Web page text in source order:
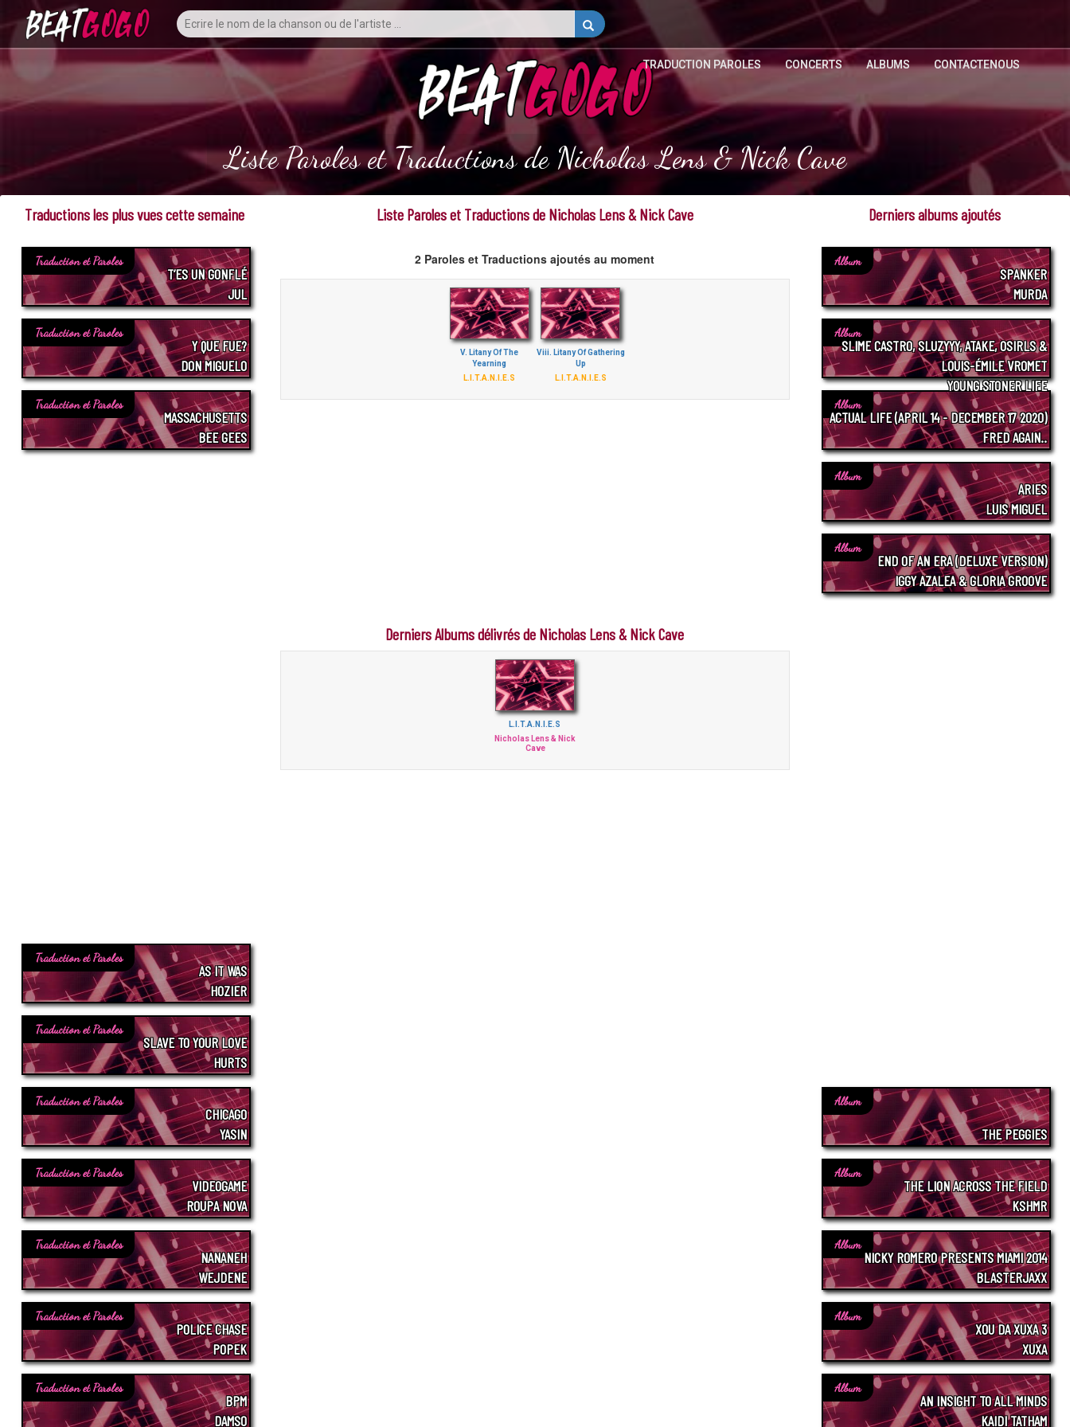
TRADUCTION PAROLES CONCERTS ALBUMS CONTACTENOUS
Liste Paroles et Traductions de Nicholas Lens & Nick Cave
Liste Paroles et Traductions de Nicholas Lens & Nick Cave
2 Paroles et Traductions ajoutés au moment
V. Litany Of The
Yearning
L.I.T.A.N.I.E.S
Viii. Litany Of Gathering
Up
L.I.T.A.N.I.E.S
Derniers Albums délivrés de Nicholas Lens & Nick Cave
L.I.T.A.N.I.E.S
Nicholas Lens & Nick
Cave
Traductions les plus vues cette semaine
Traduction et Paroles
T’ES UN GONFLÉ
JUL
Traduction et Paroles
Y QUE FUE?
DON MIGUELO
Traduction et Paroles
MASSACHUSETTS
BEE GEES
Traduction et Paroles
AS IT WAS
HOZIER
Traduction et Paroles
SLAVE TO YOUR LOVE
HURTS
Traduction et Paroles
CHICAGO
YASIN
Traduction et Paroles
VIDEOGAME
ROUPA NOVA
Traduction et Paroles
NANANEH
WEJDENE
Traduction et Paroles
POLICE CHASE
POPEK
Traduction et Paroles
BPM
DAMSO
Derniers albums ajoutés
Album
SPANKER
MURDA
Album
SLIME CASTRO, SLUZYYY, ATAKE, OSIRLS &
LOUIS-ÉMILE VROMET
YOUNG STONER LIFE
Album
ACTUAL LIFE (APRIL 14 - DECEMBER 17 2020)
FRED AGAIN..
Album
ARIES
LUIS MIGUEL
Album
END OF AN ERA (DELUXE VERSION)
IGGY AZALEA & GLORIA GROOVE
Album
THE PEGGIES
Album
THE LION ACROSS THE FIELD
KSHMR
Album
NICKY ROMERO PRESENTS MIAMI 2014
BLASTERJAXX
Album
XOU DA XUXA 3
XUXA
Album
AN INSIGHT TO ALL MINDS
KAIDI TATHAM